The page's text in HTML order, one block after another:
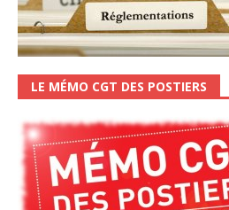
LE MÉMO CGT DES POSTIERS